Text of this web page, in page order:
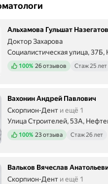
Альхамова Гульшат
Доктор Захарова
Социалистическая улица,
Положительных отзывов
100% 26 отзывов Стаж 25 лет
Вахонин Андрей Павлович
Скорпион-Дент и ещё 1
Улица Строителей, 53А,
Положительных отзывов
100% 23 отзыва Стаж 26 лет
Вальков Вячеслав
Скорпион-Дент и ещё 1